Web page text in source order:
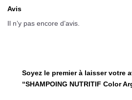
Avis
Il n’y pas encore d’avis.
Soyez le premier à laisser votre
“SHAMPOING NUTRITIF Color